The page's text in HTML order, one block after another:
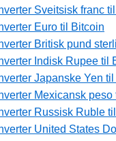
Sveitsisk franc
Euro til Bitcoin
Britisk pund
Indisk Rupee til
Japanske Yen
Mexicansk peso
Russisk Ruble
United States